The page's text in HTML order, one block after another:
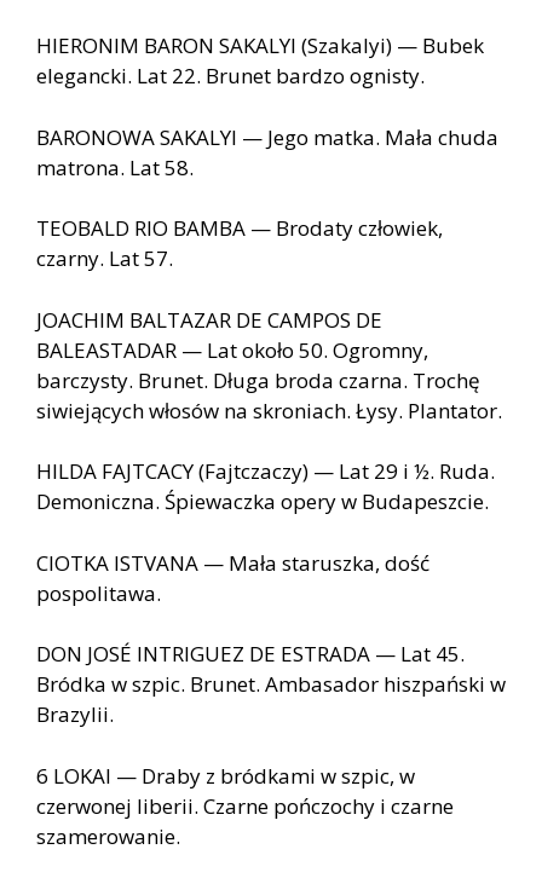
HIERONIM BARON SAKALYI (Szakalyi) — Bubek
elegancki. Lat 22. Brunet bardzo ognisty.
BARONOWA SAKALYI — Jego matka. Mała chuda
matrona. Lat 58.
TEOBALD RIO BAMBA — Brodaty człowiek,
czarny. Lat 57.
JOACHIM BALTAZAR DE CAMPOS DE
BALEASTADAR — Lat około 50. Ogromny,
barczysty. Brunet. Długa broda czarna. Trochę
siwiejących włosów na skroniach. Łysy. Plantator.
HILDA FAJTCACY (Fajtczaczy) — Lat 29 i ½. Ruda.
Demoniczna. Śpiewaczka opery w Budapeszcie.
CIOTKA ISTVANA — Mała staruszka, dość
pospolitawa.
DON JOSÉ INTRIGUEZ DE ESTRADA — Lat 45.
Bródka w szpic. Brunet. Ambasador hiszpański w
Brazylii.
6 LOKAI — Draby z bródkami w szpic, w
czerwonej liberii. Czarne pończochy i czarne
szamerowanie.